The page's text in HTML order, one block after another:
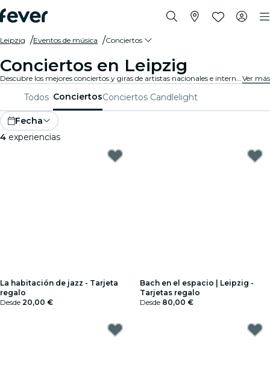
Leipzig Eventos de música Conciertos
Conciertos en Leipzig
Descubre los mejores conciertos y giras de artistas nacionales e internacionales en Leipzig. ¡Compra tu entrada en Fever, y disfruta de la mejor música! Ver más
Todos ConciertosConciertos Candlelight
Fecha
4 experiencias
La habitación de jazz - Tarjeta
regalo
Desde 20,00 €
Bach en el espacio | Leipzig -
Tarjetas regalo
Desde 80,00 €